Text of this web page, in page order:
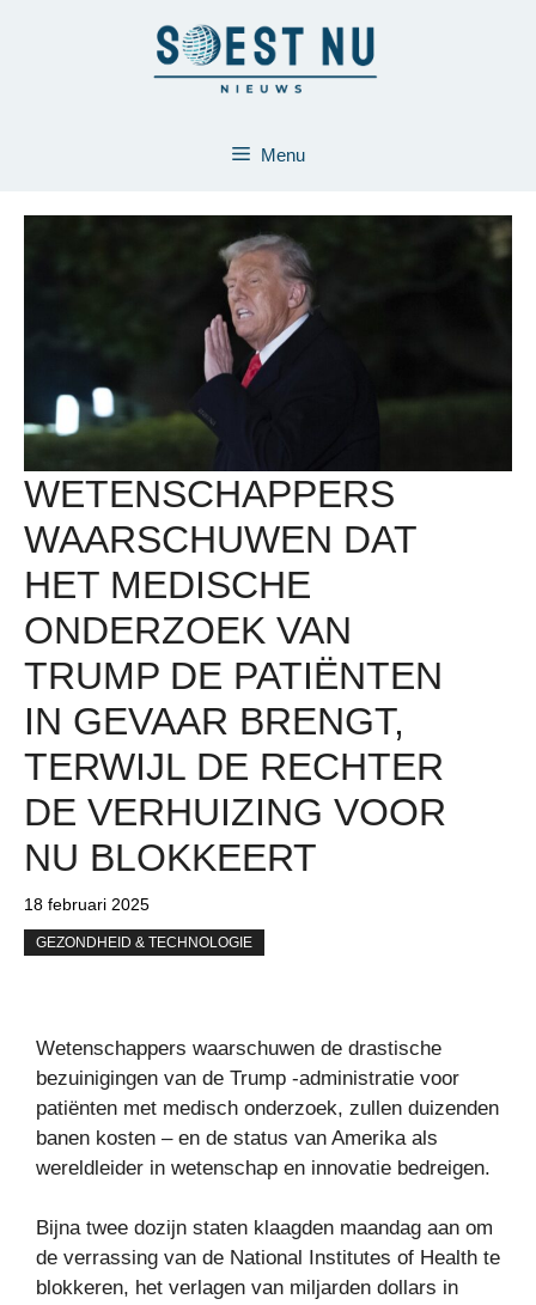
Menu
WETENSCHAPPERS
WAARSCHUWEN DAT
HET MEDISCHE
ONDERZOEK VAN
TRUMP DE PATIËNTEN
IN GEVAAR BRENGT,
TERWIJL DE RECHTER
DE VERHUIZING VOOR
NU BLOKKEERT
18 februari 2025
GEZONDHEID & TECHNOLOGIE
Wetenschappers waarschuwen de drastische
bezuinigingen van de Trump -administratie voor
patiënten met medisch onderzoek, zullen duizenden
banen kosten – en de status van Amerika als
wereldleider in wetenschap en innovatie bedreigen.
Bijna twee dozijn staten klaagden maandag aan om
de verrassing van de National Institutes of Health te
blokkeren, het verlagen van miljarden dollars in